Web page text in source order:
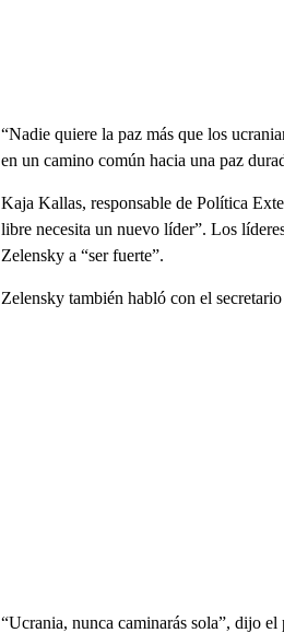
“Nadie quiere la paz más que los
en un camino común hacia una paz
Kaja Kallas, responsable de Política
libre necesita un nuevo líder”. Los
Zelensky a “ser fuerte”.
Zelensky también habló con el
“Ucrania, nunca caminarás sola”, dijo